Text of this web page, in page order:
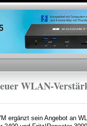
WLAN-
ergänzt sein Angebot an